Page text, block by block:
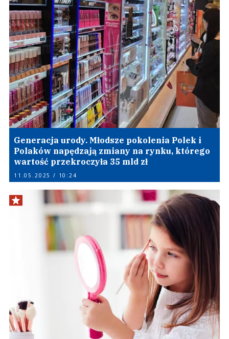
Generacja urody. Młodsze pokolenia Polek i
Polaków napędzają zmiany na rynku, którego
wartość przekroczyła 35 mld zł
11.05.2025 / 10:24